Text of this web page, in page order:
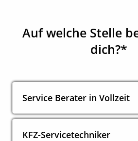
Auf welche Stelle
dich?*
Service Berater in Vollzeit
KFZ-Servicetechniker